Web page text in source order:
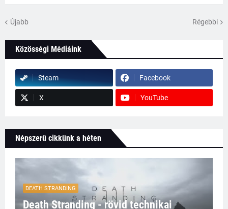
Újabb Régebbi
Közösségi Médiáink
Steam Facebook
X YouTube
Népszerű cikkünk a héten
DEATH STRANDING
Death Stranding - rövid technikai